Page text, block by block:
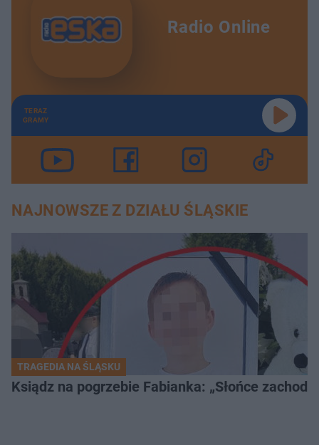
Radio Online
TERAZ
GRAMY
NAJNOWSZE Z DZIAŁU ŚLĄSKIE
TRAGEDIA NA ŚLĄSKU
Ksiądz na pogrzebie Fabianka: „Słońce